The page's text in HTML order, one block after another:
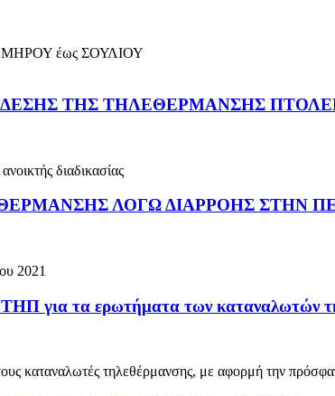
έως ΣΟΥΛΙΟΥ
ΤΗΣ ΤΗΛΕΘΕΡΜΑΝΣΗΣ
διαδικασίας
ΛΟΓΩ ΔΙΑΡΡΟΗΣ ΣΤΗΝ
2021
για τα ερωτήματα των καταναλωτών
καταναλωτές τηλεθέρμανσης, με αφορμή την